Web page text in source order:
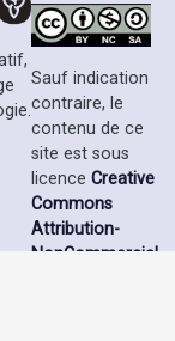
Sauf indication
contraire, le
contenu de ce
site est sous
licence Creative
Commons
Attribution-
NonCommercial-